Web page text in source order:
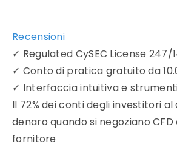
Recensioni
✓ Regulated CySEC License 247/
✓ Conto di pratica gratuito da
✓ Interfaccia intuitiva e
Il 72% dei conti degli investitori
denaro quando si negoziano
fornitore